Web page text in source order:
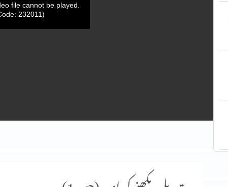
file cannot be played.
232011)